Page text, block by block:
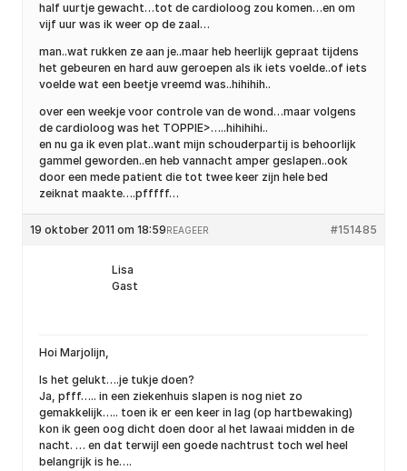
half uurtje gewacht…tot de cardioloog zou komen…en om
vijf uur was ik weer op de zaal…
man..wat rukken ze aan je..maar heb heerlijk gepraat tijdens
het gebeuren en hard auw geroepen als ik iets voelde..of iets
voelde wat een beetje vreemd was..hihihih..
over een weekje voor controle van de wond…maar volgens
de cardioloog was het TOPPIE>…..hihihihi..
en nu ga ik even plat..want mijn schouderpartij is behoorlijk
gammel geworden..en heb vannacht amper geslapen..ook
door een mede patient die tot twee keer zijn hele bed
zeiknat maakte….pfffff…
19 oktober 2011 om 18:59 #151485
REAGEER
Lisa
Gast
Hoi Marjolijn,
Is het gelukt….je tukje doen?
Ja, pfff….. in een ziekenhuis slapen is nog niet zo
gemakkelijk….. toen ik er een keer in lag (op hartbewaking)
kon ik geen oog dicht doen door al het lawaai midden in de
nacht. … en dat terwijl een goede nachtrust toch wel heel
belangrijk is he….